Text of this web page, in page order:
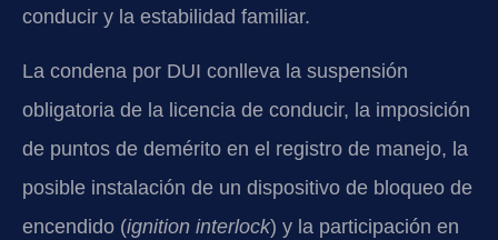
conducir y la estabilidad familiar.
La condena por DUI conlleva la suspensión
obligatoria de la licencia de conducir, la imposición
de puntos de demérito en el registro de manejo, la
posible instalación de un dispositivo de bloqueo de
encendido (ignition interlock) y la participación en